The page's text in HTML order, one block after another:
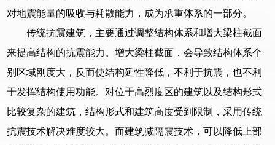
对地震能量的吸收与耗散能力，成为承重体系的一部分。
传统抗震建筑，主要通过调整结构体系和增大梁柱截面
来提高结构的抗震能力。增大梁柱截面，会导致结构体系个
别区域刚度大，反而使结构延性降低，不利于抗震，也不利
于发挥结构使用功能。对位于高烈度区的建筑以及结构形式
比较复杂的建筑，结构形式和建筑高度受到限制，采用传统
抗震技术解决难度较大。而建筑减隔震技术，可以降低上部